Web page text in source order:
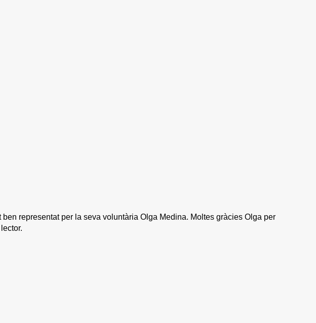
representat per la seva voluntària Olga Medina. Moltes gràcies Olga per